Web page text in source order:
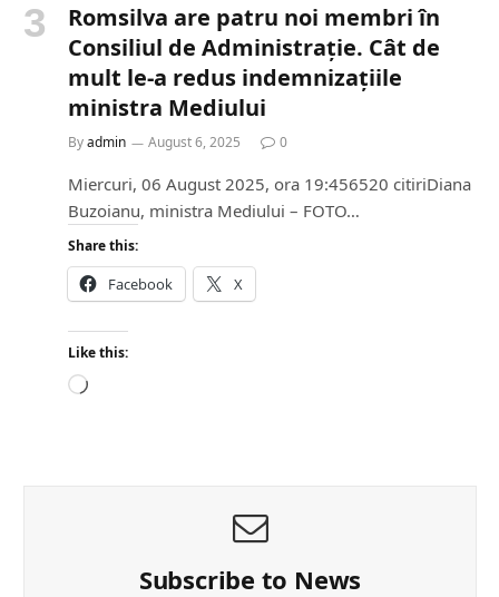
Romsilva are patru noi membri în
Consiliul de Administrație. Cât de
mult le-a redus indemnizațiile
ministra Mediului
Byadmin August 6, 2025 0
Miercuri, 06 August 2025, ora 19:456520 citiriDiana
Buzoianu, ministra Mediului – FOTO…
Share this:
Facebook X
Like this:
L
Subscribe to News